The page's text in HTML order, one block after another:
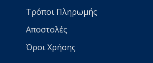
Τρόποι Πληρωμής
Αποστολές
Όροι Χρήσης